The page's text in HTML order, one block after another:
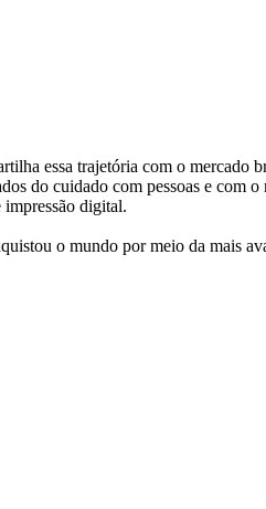
essa trajetória com o
do cuidado com pessoas e com o
impressão digital.
o mundo por meio da mais